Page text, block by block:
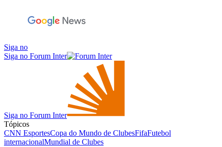
Siga no
Siga no Forum Inter
Siga no Forum Inter
Tópicos
CNN EsportesCopa do Mundo de ClubesFifaFutebol
internacionalMundial de Clubes